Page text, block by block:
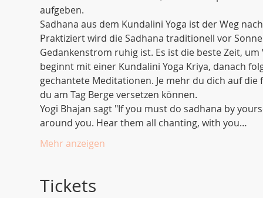
aufgeben.
Sadhana aus dem Kundalini Yoga ist der Weg
Praktiziert wird die Sadhana traditionell vor
Gedankenstrom ruhig ist. Es ist die beste Zeit,
beginnt mit einer Kundalini Yoga Kriya, danach
gechantete Meditationen. Je mehr du dich auf
du am Tag Berge versetzen können.
Yogi Bhajan sagt "If you must do sadhana by
around you. Hear them all chanting, with you…
Mehr anzeigen
Tickets